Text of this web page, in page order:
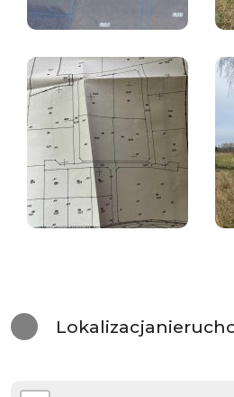
Lokalizacja